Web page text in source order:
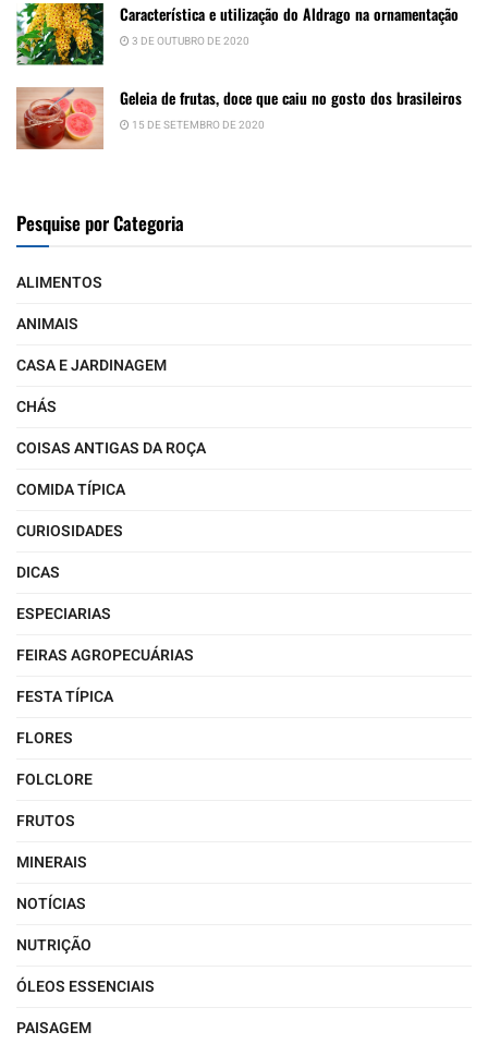
Característica e utilização do Aldrago na ornamentação
3 DE OUTUBRO DE 2020
Geleia de frutas, doce que caiu no gosto dos brasileiros
15 DE SETEMBRO DE 2020
Pesquise por Categoria
ALIMENTOS
ANIMAIS
CASA E JARDINAGEM
CHÁS
COISAS ANTIGAS DA ROÇA
COMIDA TÍPICA
CURIOSIDADES
DICAS
ESPECIARIAS
FEIRAS AGROPECUÁRIAS
FESTA TÍPICA
FLORES
FOLCLORE
FRUTOS
MINERAIS
NOTÍCIAS
NUTRIÇÃO
ÓLEOS ESSENCIAIS
PAISAGEM